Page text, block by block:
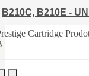
B210C, B210E -
Cartridge